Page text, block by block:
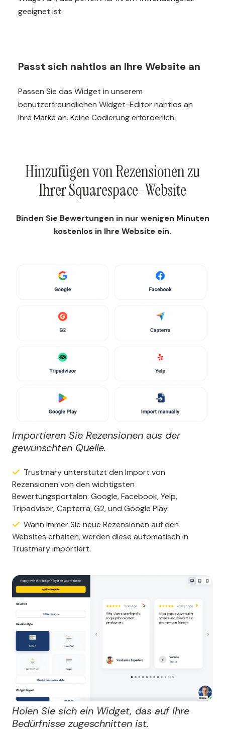
geeignet ist.
Passt sich nahtlos an Ihre Website an
Passen Sie das Widget in unserem
benutzerfreundlichen Widget-Editor nahtlos an
Ihre Marke an. Keine Codierung erforderlich.
Hinzufügen von Rezensionen zu
Ihrer Squarespace-Website
Binden Sie Bewertungen in nur wenigen Minuten
kostenlos in Ihre Website ein.
Importieren Sie Rezensionen aus der
gewünschten Quelle.
Trustmary unterstützt den Import von
Rezensionen von den wichtigsten
Bewertungsportalen: Google, Facebook, Yelp,
Tripadvisor, Capterra, G2, und Google Play.
Wann immer Sie neue Rezensionen auf den
Websites erhalten, werden diese automatisch in
Trustmary importiert.
Holen Sie sich ein Widget, das auf Ihre
Bedürfnisse zugeschnitten ist.